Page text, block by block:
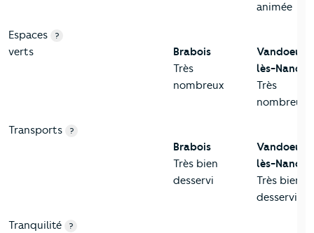
animée
Espaces
verts
?
Brabois
Très
nombreux
lès-Nancy
Très
nombreux
Transports ?
Brabois
Très bien
desservi
lès-Nancy
Très bien
desservi
Tranquilité ?